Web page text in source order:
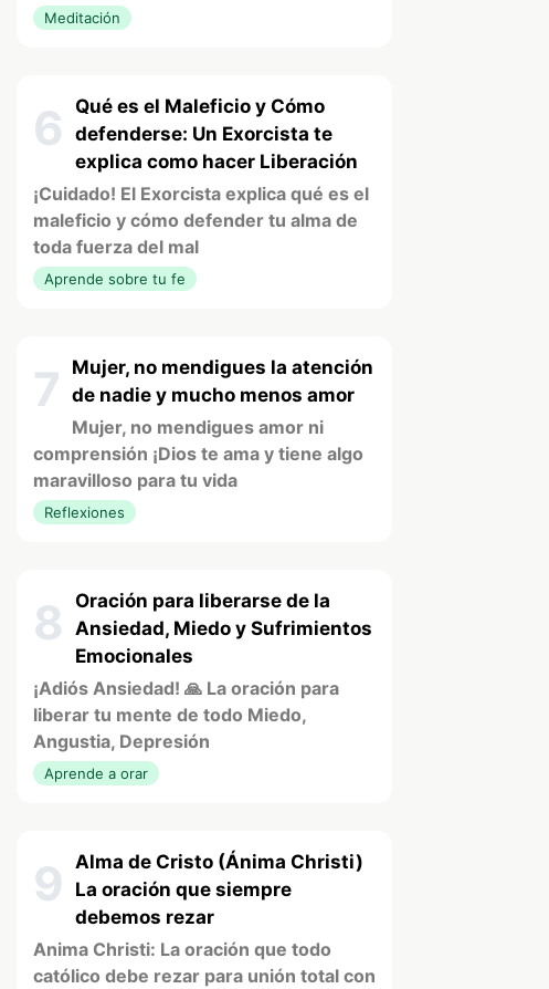
Meditación
6
Qué es el Maleficio y Cómo
defenderse: Un Exorcista te
explica como hacer Liberación
¡Cuidado! El Exorcista explica qué es el
maleficio y cómo defender tu alma de
toda fuerza del mal
Aprende sobre tu fe
7
Mujer, no mendigues la atención
de nadie y mucho menos amor
Mujer, no mendigues amor ni
comprensión ¡Dios te ama y tiene algo
maravilloso para tu vida
Reflexiones
8
Oración para liberarse de la
Ansiedad, Miedo y Sufrimientos
Emocionales
¡Adiós Ansiedad! 🙏 La oración para
liberar tu mente de todo Miedo,
Angustia, Depresión
Aprende a orar
9
Alma de Cristo (Ánima Christi)
La oración que siempre
debemos rezar
Anima Christi: La oración que todo
católico debe rezar para unión total con